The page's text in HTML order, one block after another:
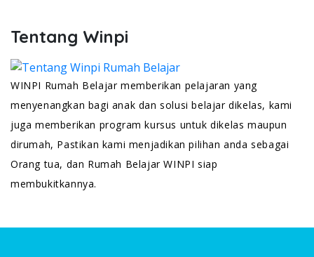
Tentang Winpi
WINPI Rumah Belajar memberikan pelajaran yang
menyenangkan bagi anak dan solusi belajar dikelas, kami
juga memberikan program kursus untuk dikelas maupun
dirumah, Pastikan kami menjadikan pilihan anda sebagai
Orang tua, dan Rumah Belajar WINPI siap
membukitkannya.